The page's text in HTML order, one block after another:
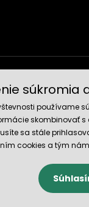
súkromia
používame
skombinovať
sa stále
cookies a tým